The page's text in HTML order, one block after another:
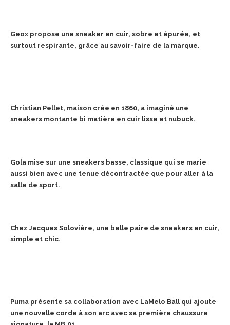
Geox propose une sneaker en cuir, sobre et épurée, et
surtout respirante, grâce au savoir-faire de la marque.
Christian Pellet, maison crée en 1860, a imaginé une
sneakers montante bi matière en cuir lisse et nubuck.
Gola mise sur une sneakers basse, classique qui se marie
aussi bien avec une tenue décontractée que pour aller à la
salle de sport.
Chez Jacques Solovière, une belle paire de sneakers en cuir,
simple et chic.
Puma présente sa collaboration avec LaMelo Ball qui ajoute
une nouvelle corde à son arc avec sa première chaussure